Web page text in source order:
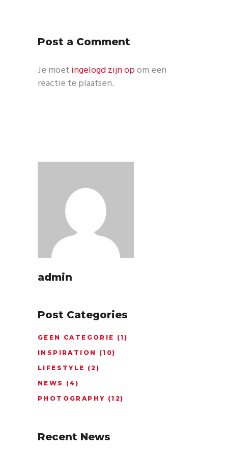
Post a Comment
Je moet ingelogd zijn opom een
reactie te plaatsen.
admin
Post Categories
GEEN CATEGORIE (1)
INSPIRATION
(10)
LIFESTYLE (2)
NEWS
(4)
PHOTOGRAPHY (12)
Recent News